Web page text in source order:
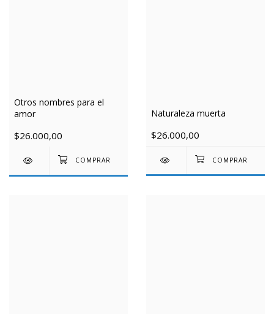
Otros nombres para el
amor
$26.000,00
Naturaleza muerta
$26.000,00